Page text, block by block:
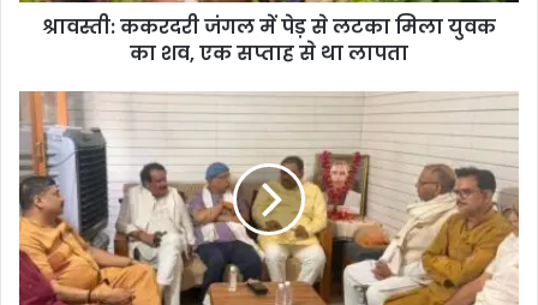
श्रावस्ती: ककरदरी जंगल में पेड़ से लटका मिला युवक
का शव, एक सप्ताह से था लापता